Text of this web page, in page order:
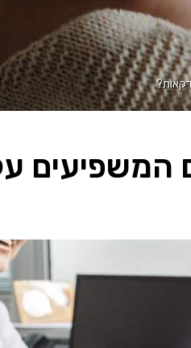
המשפיעים